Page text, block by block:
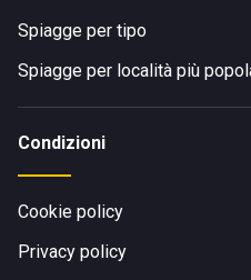
Spiagge per tipo
Spiagge per località più
Condizioni
Cookie policy
Privacy policy